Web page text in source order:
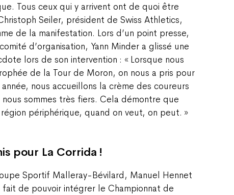
Tous ceux qui y arrivent ont de quoi être
Seiler, président de Swiss Athletics,
de la manifestation. Lors d’un point presse,
d’organisation, Yann Minder a glissé une
lors de son intervention : « Lorsque nous
de la Tour de Moron, on nous a pris pour
nous accueillons la crème des coureurs
sommes très fiers. Cela démontre que
périphérique, quand on veut, on peut. »
pour La Corrida !
Sportif Malleray-Bévilard, Manuel Hennet
de pouvoir intégrer le Championnat de